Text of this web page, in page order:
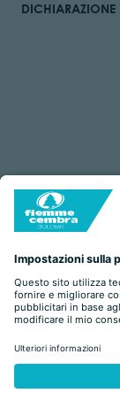
DICHIARAZIONE